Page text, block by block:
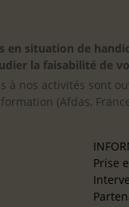
en situation de
la faisabilité de
à nos activités sont
(Afdas,
Prise